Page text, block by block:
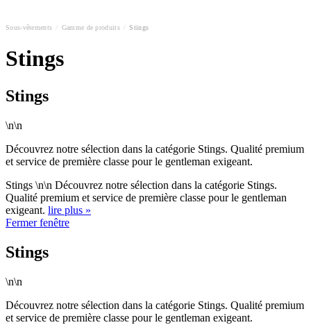
Sous-vêtements Gamme de produits Stings
Stings
Stings
\n\n
Découvrez notre sélection dans la catégorie Stings. Qualité premium
et service de première classe pour le gentleman exigeant.
Stings \n\n Découvrez notre sélection dans la catégorie Stings.
Qualité premium et service de première classe pour le gentleman
exigeant. lire plus »
Fermer fenêtre
Stings
\n\n
Découvrez notre sélection dans la catégorie Stings. Qualité premium
et service de première classe pour le gentleman exigeant.